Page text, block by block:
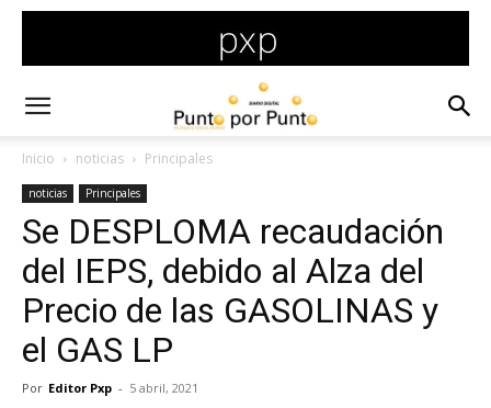
Inicio noticias Principales
noticias Principales
Se DESPLOMA recaudación
del IEPS, debido al Alza del
Precio de las GASOLINAS y
el GAS LP
Por Editor Pxp - 5 abril, 2021